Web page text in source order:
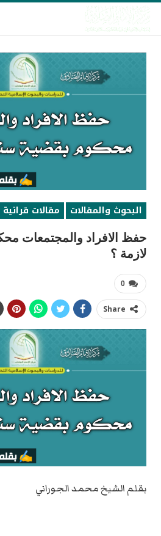
البحوث والمقالات مقالات قرانية
حفظ الافراد والمجتمعات
لازمة ؟
0
Share
بقلم الشيخ محمد الجوراني